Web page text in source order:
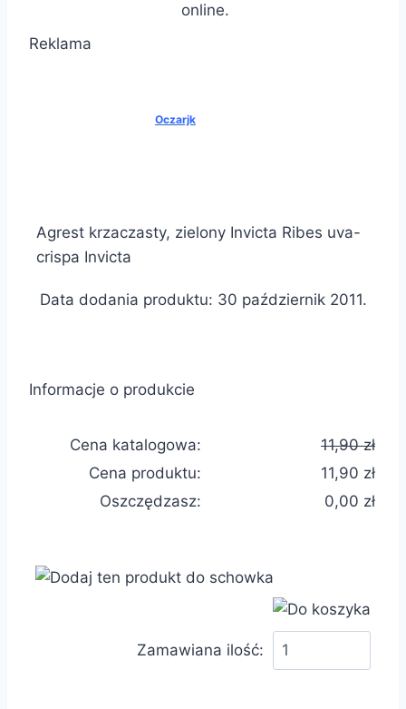
online.
Reklama
Oczarjk
Agrest krzaczasty, zielony Invicta Ribes uva-
crispa Invicta
Data dodania produktu: 30 październik 2011.
Informacje o produkcie
Cena katalogowa:
11,90 zł
Cena produktu:
11,90 zł
Oszczędzasz:
0,00 zł
Zamawiana ilość: